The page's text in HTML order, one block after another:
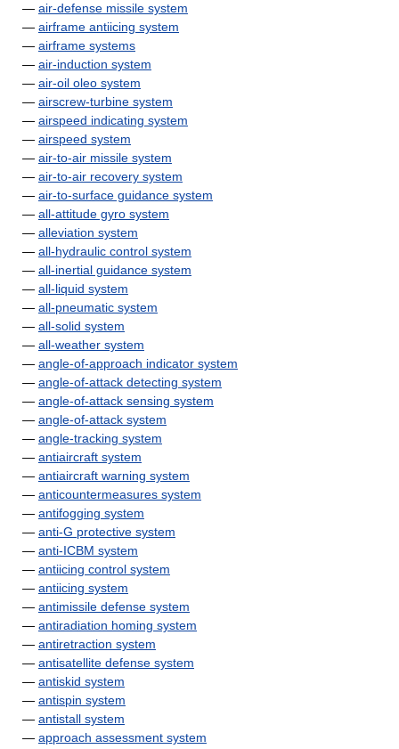
— air-defense missile system
— airframe antiicing system
— airframe systems
— air-induction system
— air-oil oleo system
— airscrew-turbine system
— airspeed indicating system
— airspeed system
— air-to-air missile system
— air-to-air recovery system
— air-to-surface guidance system
— all-attitude gyro system
— alleviation system
— all-hydraulic control system
— all-inertial guidance system
— all-liquid system
— all-pneumatic system
— all-solid system
— all-weather system
— angle-of-approach indicator system
— angle-of-attack detecting system
— angle-of-attack sensing system
— angle-of-attack system
— angle-tracking system
— antiaircraft system
— antiaircraft warning system
— anticountermeasures system
— antifogging system
— anti-G protective system
— anti-ICBM system
— antiicing control system
— antiicing system
— antimissile defense system
— antiradiation homing system
— antiretraction system
— antisatellite defense system
— antiskid system
— antispin system
— antistall system
— approach assessment system